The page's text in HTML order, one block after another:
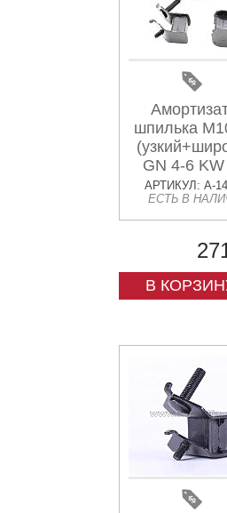
шпилька
GN 4-6 KW
4шт
АРТИКУЛ: A-
ЕСТЬ В
В